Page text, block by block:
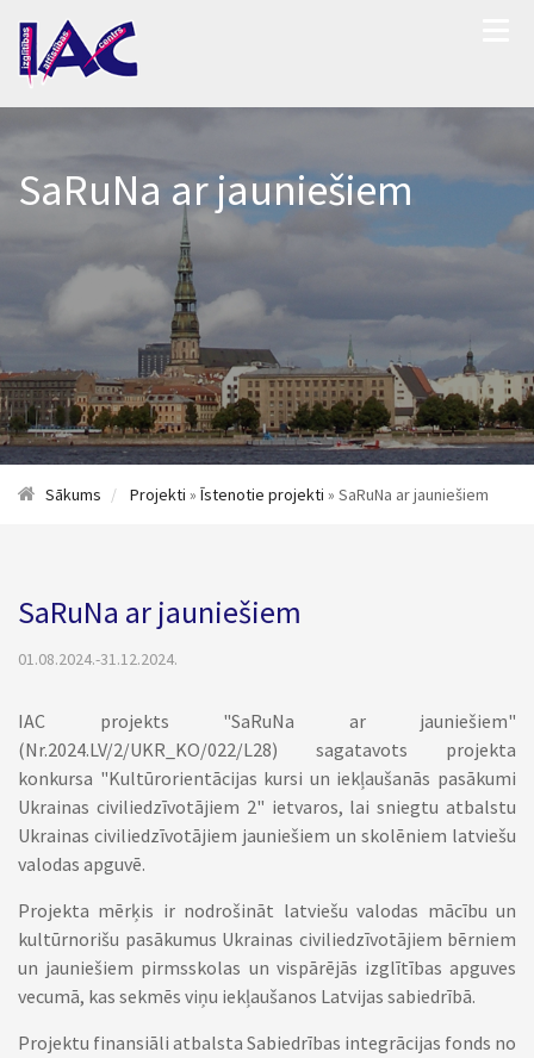
SaRuNa ar jauniešiem
Sākums Projekti » Īstenotie projekti » SaRuNa ar jauniešiem
SaRuNa ar jauniešiem
01.08.2024.-31.12.2024.
IAC projekts "SaRuNa ar jauniešiem"
(Nr.2024.LV/2/UKR_KO/022/L28) sagatavots projekta
konkursa "Kultūrorientācijas kursi un iekļaušanās pasākumi
Ukrainas civiliedzīvotājiem 2" ietvaros, lai sniegtu atbalstu
Ukrainas civiliedzīvotājiem jauniešiem un skolēniem latviešu
valodas apguvē.
Projekta mērķis ir nodrošināt latviešu valodas mācību un
kultūrnorišu pasākumus Ukrainas civiliedzīvotājiem bērniem
un jauniešiem pirmsskolas un vispārējās izglītības apguves
vecumā, kas sekmēs viņu iekļaušanos Latvijas sabiedrībā.
Projektu finansiāli atbalsta Sabiedrības integrācijas fonds no